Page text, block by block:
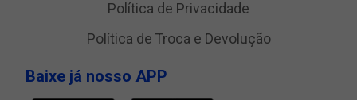
Política de Privacidade
Política de Troca e Devolução
Baixe já nosso APP